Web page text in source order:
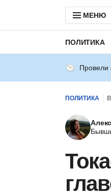
МЕНЮ
ПОЛИТИКА
Провели
ПОЛИТИКА